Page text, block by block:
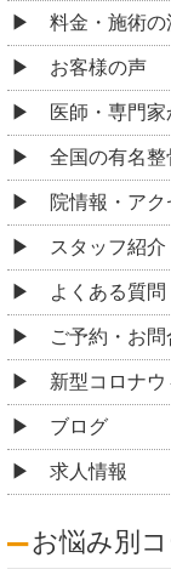
料金・施術の
お客様の声
医師・専門
全国の有名
院情報・アク
スタッフ紹介
よくある質問
ご予約・お問
新型コロナ
ブログ
求人情報
お悩み別